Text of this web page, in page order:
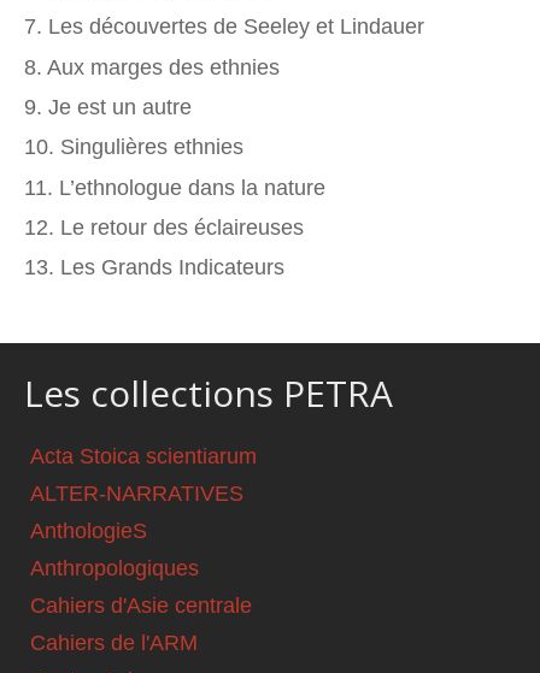
7. Les découvertes de Seeley et Lindauer
8. Aux marges des ethnies
9. Je est un autre
10. Singulières ethnies
11. L’ethnologue dans la nature
12. Le retour des éclaireuses
13. Les Grands Indicateurs
Les collections PETRA
Acta Stoica scientiarum
ALTER-NARRATIVES
AnthologieS
Anthropologiques
Cahiers d'Asie centrale
Cahiers de l'ARM